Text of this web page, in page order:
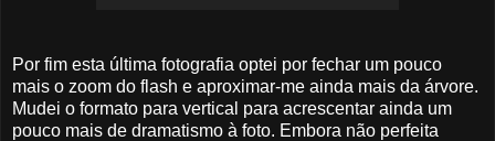
Por fim esta última fotografia optei por fechar um pouco
mais o zoom do flash e aproximar-me ainda mais da árvore.
Mudei o formato para vertical para acrescentar ainda um
pouco mais de dramatismo à foto. Embora não perfeita